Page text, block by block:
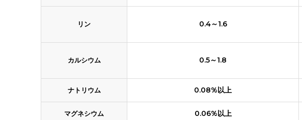
リン 0.4～1.6
カルシウム 0.5～1.8
ナトリウム 0.08%以上
マグネシウム 0.06%以上